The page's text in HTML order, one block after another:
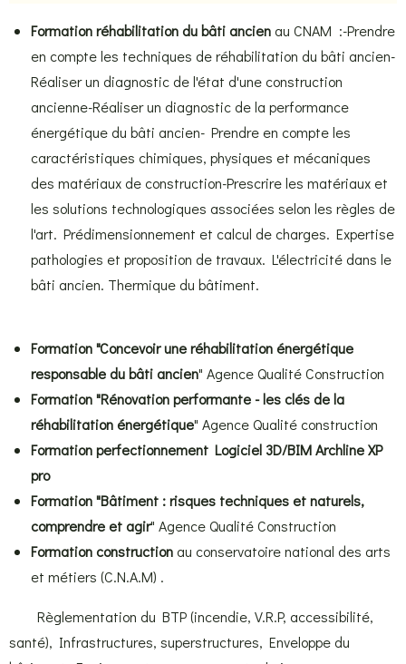
Formation réhabilitation du bâti ancien au CNAM :-Prendre
en compte les techniques de réhabilitation du bâti ancien-
Réaliser un diagnostic de l'état d'une construction
ancienne-Réaliserun diagnostic de la performance
énergétique du bâti ancien- Prendre en compte les
caractéristiques chimiques, physiques et mécaniques
des matériaux de construction-Prescrire les matériaux et
les solutions technologiques associées selon les règles de
l'art. Prédimensionnement et calcul de charges. Expertise
pathologies et proposition de travaux. L'électricité dans le
bâti ancien. Thermique du bâtiment.
Formation "Concevoir une réhabilitation énergétique
responsable du bâti ancien" Agence Qualité Construction
Formation "Rénovation performante - les clés de la
réhabilitation énergétique" Agence Qualité construction
Formation perfectionnement Logiciel 3D/BIM Archline XP
pro
Formation "Bâtiment : risques techniques et naturels,
comprendre et agir" Agence Qualité Construction
Formation construction au conservatoire national des arts
et métiers (C.N.A.M) .
Règlementation du BTP (incendie, V.R.P, accessibilité,
santé), Infrastructures, superstructures, Enveloppe du